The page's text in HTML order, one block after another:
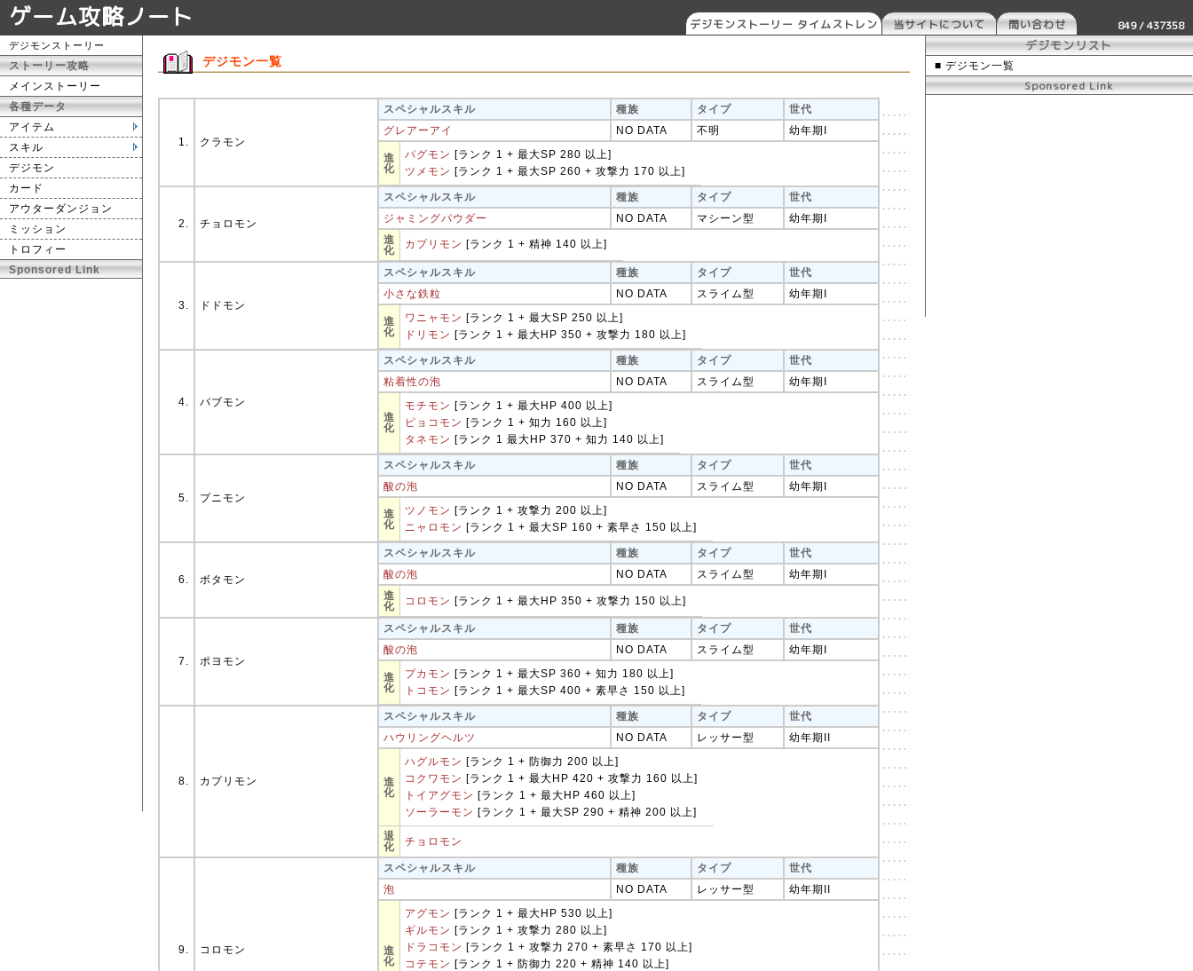
ゲーム攻略ノート 849 / 437358
デジモンストーリー タイムストレン
ジャー
当サイトについて 問い合わせ
デジモンストーリー
ストーリー攻略
メインストーリー
各種データ
アイテム
スキル
デジモン
カード
アウターダンジョン
ミッション
トロフィー
Sponsored Link
デジモン一覧
1. クラモン
スペシャルスキル 種族 タイプ
世代
グレアーアイ
NO DATA 不明 幼年期I
進
化
パグモン [ランク 1 + 最大SP 280 以上]
ツメモン [ランク 1 + 最大SP 260 + 攻撃力 170 以上]
2. チョロモン
スペシャルスキル 種族 タイプ
世代
ジャミングパウダー
NO DATA マシーン型
幼年期I
進
化
カプリモン [ランク 1 + 精神 140 以上]
3. ドドモン
スペシャルスキル 種族 タイプ
世代
小さな鉄粒
NO DATA スライム型 幼年期I
進
化
ワニャモン [ランク 1 + 最大SP 250 以上]
ドリモン [ランク 1 + 最大HP 350 + 攻撃力 180 以上]
4. バブモン
スペシャルスキル 種族 タイプ
世代
粘着性の泡
NO DATA スライム型 幼年期I
進
化
モチモン [ランク 1 + 最大HP 400 以上]
ピョコモン [ランク 1 + 知力 160 以上]
タネモン [ランク 1 最大HP 370 + 知力 140 以上]
5. プニモン
スペシャルスキル 種族 タイプ
世代
酸の泡
NO DATA スライム型 幼年期I
進
化
ツノモン [ランク 1 + 攻撃力 200 以上]
ニャロモン [ランク 1 + 最大SP 160 + 素早さ 150 以上]
6. ボタモン
スペシャルスキル 種族 タイプ
世代
酸の泡
NO DATA スライム型
幼年期I
進
化
コロモン [ランク 1 + 最大HP 350 + 攻撃力 150 以上]
7. ポヨモン
スペシャルスキル 種族 タイプ
世代
酸の泡
NO DATA スライム型 幼年期I
進
化
プカモン [ランク 1 + 最大SP 360 + 知力 180 以上]
トコモン [ランク 1 + 最大SP 400 + 素早さ 150 以上]
8. カプリモン
スペシャルスキル 種族 タイプ
世代
ハウリングヘルツ
NO DATA レッサー型 幼年期II
進
化
ハグルモン [ランク 1 + 防御力 200 以上]
コクワモン [ランク 1 + 最大HP 420 + 攻撃力 160 以上]
トイアグモン [ランク 1 + 最大HP 460 以上]
ソーラーモン [ランク 1 + 最大SP 290 + 精神 200 以上]
退
化
チョロモン
9. コロモン
スペシャルスキル 種族 タイプ
世代
泡
NO DATA レッサー型 幼年期II
進
化
アグモン [ランク 1 + 最大HP 530 以上]
ギルモン [ランク 1 + 攻撃力 280 以上]
ドラコモン [ランク 1 + 攻撃力 270 + 素早さ 170 以上]
コテモン [ランク 1 + 防御力 220 + 精神 140 以上]
デジモンリスト
■ デジモン一覧
Sponsored Link